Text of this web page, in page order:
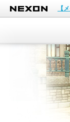
【